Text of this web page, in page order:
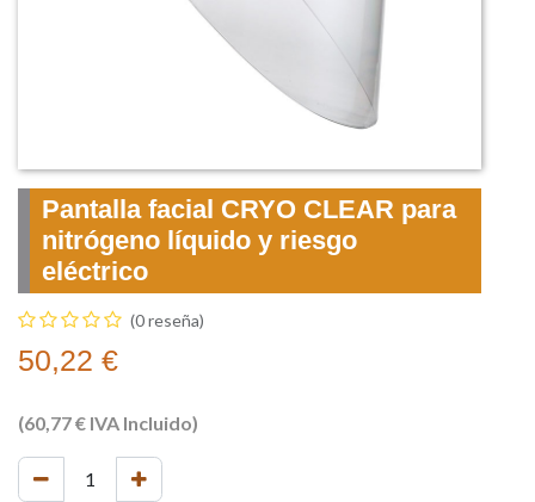
Pantalla facial CRYO CLEAR para
nitrógeno líquido y riesgo
eléctrico
(0 reseña)
50,22 €
(60,77€ IVA Incluido)